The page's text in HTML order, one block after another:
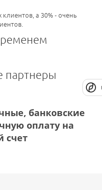
а 30% - очень
партнеры
банковские
оплату на
счет